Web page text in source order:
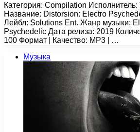
Категория: Compilation
Название: Distorsion: Electro
Лейбл: Solutions Ent. Жанр музыки:
Psychedelic Дата релиза: 2019
100 Формат | Качество: MP3 | …
Музыка